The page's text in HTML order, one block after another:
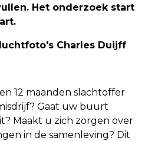
Het onderzoek start
Charles Duijff
12 maanden slachtoffer
Gaat uw buurt
Maakt u zich zorgen over
in de samenleving? Dit